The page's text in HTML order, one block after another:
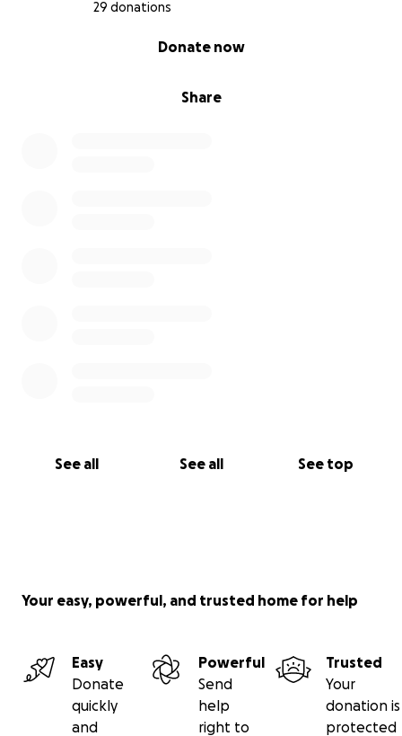
29 donations
Share
Donate now
See all See all See top
Your easy, powerful, and trusted home for help
Easy
Donate
quickly
and
Powerful
Send
help
right to
Trusted
Your
donation is
protected